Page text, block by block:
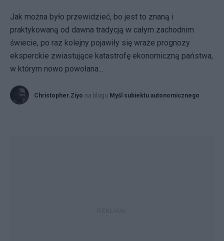
Jak można było przewidzieć, bo jest to znaną i
praktykowaną od dawna tradycją w całym zachodnim
świecie, po raz kolejny pojawiły się wraże prognozy
eksperckie zwiastujące katastrofę ekonomiczną państwa,
w którym nowo powołana...
Christopher.Ziyo na blogu Myśl subiektu autonomicznego